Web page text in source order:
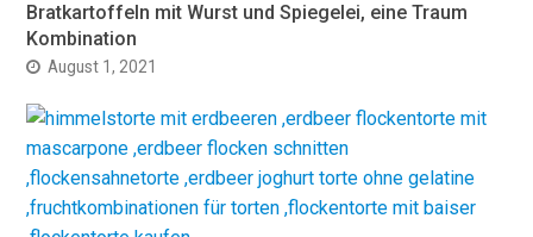
Bratkartoffeln mit Wurst und Spiegelei, eine Traum
Kombination
August 1, 2021